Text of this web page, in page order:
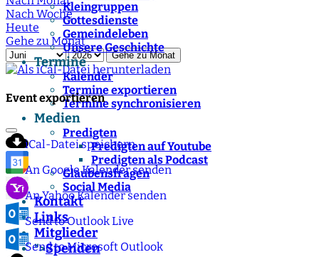
Kleingruppen
Gottesdienste
Gemeindeleben
Unsere Geschichte
Termine
Kalender
Termine exportieren
Termine synchronisieren
Medien
Predigten
Predigten auf Youtube
Predigten als Podcast
Glaubensfragen
Social Media
Kontakt
Links
Mitglieder
">Spenden
Nach Woche
Heute
Gehe zu Monat
Gehe zu Monat
Event exportieren
iCal-Datei speichern
An Google Kalender senden
An Yahoo Kalender senden
Send to Outlook Live
Send to Microsoft Outlook